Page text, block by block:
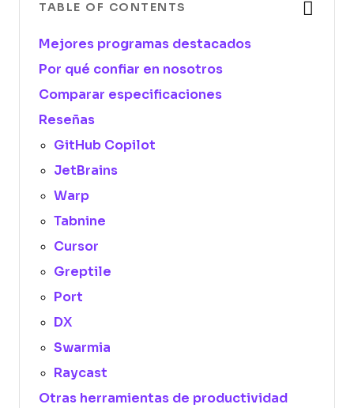
TABLE OF CONTENTS
Mejores programas destacados
Por qué confiar en nosotros
Comparar especificaciones
Reseñas
GitHub Copilot
JetBrains
Warp
Tabnine
Cursor
Greptile
Port
DX
Swarmia
Raycast
Otras herramientas de productividad